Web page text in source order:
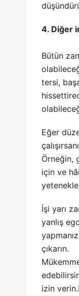
4. Diğer
Bütün
tersi,
Eğer
Örneğin,
için ve
İşi yarı
yanlış
çıkarın.
izin